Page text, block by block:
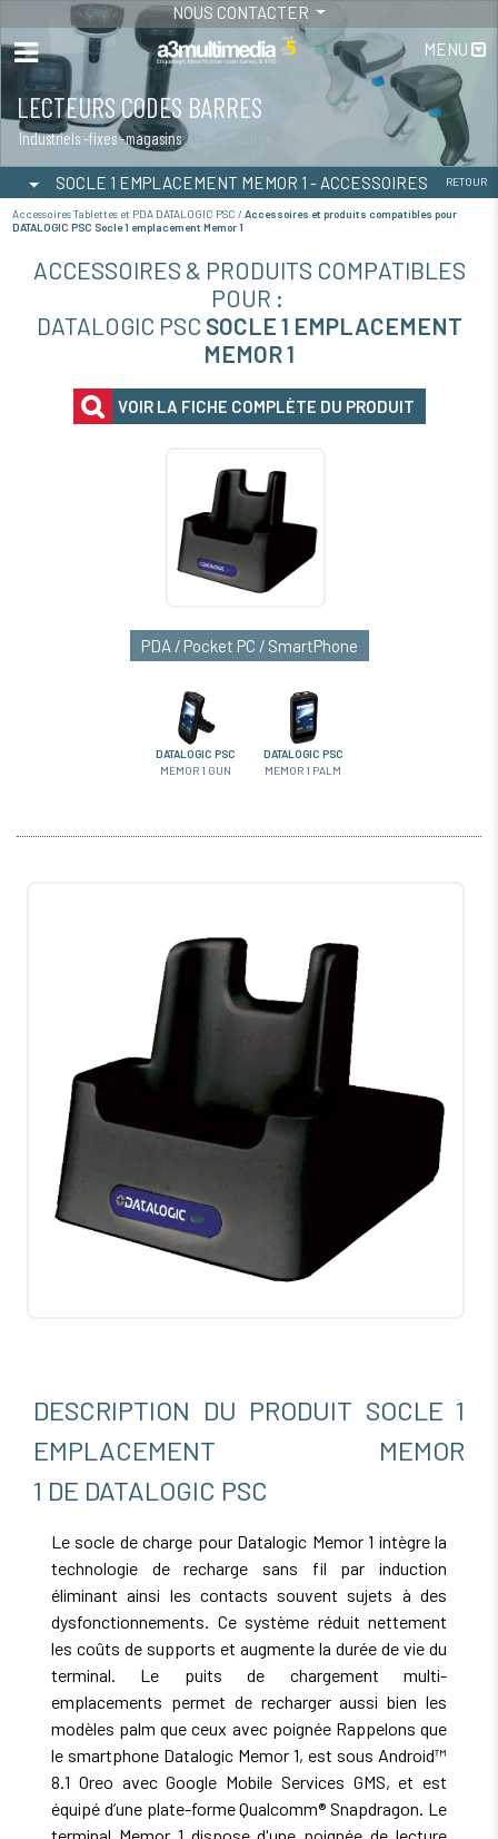
NOUS CONTACTER
MENU
LECTEURS CODES BARRES
Industriels -fixes -magasins
TABLETTES
Tablettes durcies - étanches - Résistantes
SOCLE 1 EMPLACEMENT MEMOR 1 - ACCESSOIRES RETOUR
Accessoires Tablettes et PDA DATALOGIC PSC / Accessoires et produits compatibles pour
DATALOGIC PSC Socle 1 emplacement Memor 1
ACCESSOIRES & PRODUITS COMPATIBLES
POUR :
DATALOGIC PSC SOCLE 1 EMPLACEMENT
MEMOR 1
VOIR LA FICHE COMPLÈTE DU PRODUIT
PDA / Pocket PC / SmartPhone
DATALOGIC PSC
MEMOR 1 GUN
DATALOGIC PSC
MEMOR 1 PALM
DESCRIPTION DU PRODUIT SOCLE 1
EMPLACEMENT MEMOR
1 DE DATALOGIC PSC
Le socle de charge pour Datalogic Memor 1 intègre la
technologie de recharge sans fil par induction
éliminant ainsi les contacts souvent sujets à des
dysfonctionnements. Ce système réduit nettement
les coûts de supports et augmente la durée de vie du
terminal. Le puits de chargement multi-
emplacements permet de recharger aussi bien les
modèles palm que ceux avec poignée Rappelons que
le smartphone Datalogic Memor 1, est sous Android™
8.1 Oreo avec Google Mobile Services GMS, et est
équipé d’une plate-forme Qualcomm® Snapdragon. Le